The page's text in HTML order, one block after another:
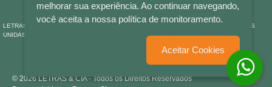
LETRAS & CIA - CNPJ n° 88.587.548/0001-20 - Térreo Bourbon Shopping - AV. NAÇÕES
UNIDAS , 2001 - Lojas 1064/1065 - RIO BRANCO - - NOVO HAMBURGO - RS
© 2026 LETRAS & CIA - Todos os Direitos Reservados
melhorar sua experiência. Ao continuar navegando,
você aceita a nossa política de monitoramento.
Aceitar Cookies